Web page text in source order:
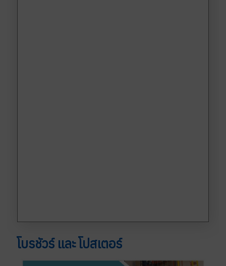
โบรชัวร์ และ โปสเตอร์